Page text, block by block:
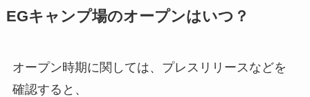
EGキャンプ場のオープンはいつ？
オープン時期に関しては、プレスリリースなどを
確認すると、